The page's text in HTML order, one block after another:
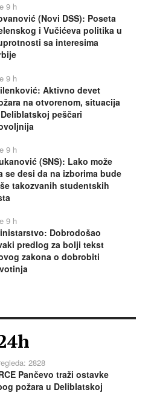
9 h
(Novi DSS): Poseta
i Vučićeva politika u
sa interesima
9 h
Aktivno devet
na otvorenom, situacija
peščari
9 h
(SNS): Lako može
se desi da na izborima bude
takozvanih studentskih
9 h
Dobrodošao
predlog za bolji tekst
zakona o dobrobiti
2828
Pančevo traži ostavke
požara u Deliblatskoj